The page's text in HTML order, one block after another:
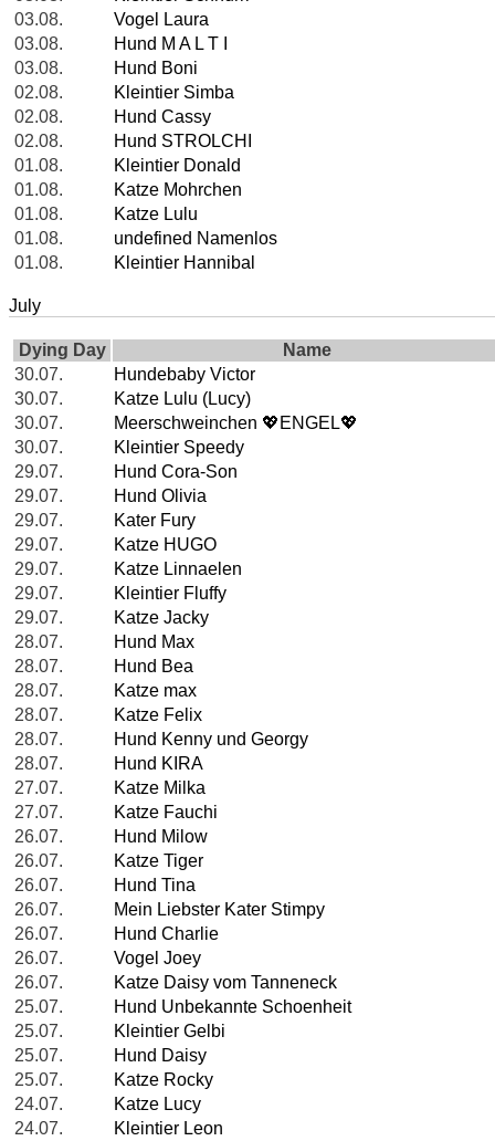
03.08.
Vogel Laura
03.08.
Hund M A L T I
03.08.
Hund Boni
02.08.
Kleintier Simba
02.08.
Hund Cassy
02.08.
Hund STROLCHI
01.08.
Kleintier Donald
01.08.
Katze Mohrchen
01.08.
Katze Lulu
01.08.
undefined Namenlos
01.08.
Kleintier Hannibal
July
Dying Day
Name
30.07.
Hundebaby Victor
30.07.
Katze Lulu (Lucy)
30.07.
Meerschweinchen 💖ENGEL💖
30.07.
Kleintier Speedy
29.07.
Hund Cora-Son
29.07.
Hund Olivia
29.07.
Kater Fury
29.07.
Katze HUGO
29.07.
Katze Linnaelen
29.07.
Kleintier Fluffy
29.07.
Katze Jacky
28.07.
Hund Max
28.07.
Hund Bea
28.07.
Katze max
28.07.
Katze Felix
28.07.
Hund Kenny und Georgy
28.07.
Hund KIRA
27.07.
Katze Milka
27.07.
Katze Fauchi
26.07.
Hund Milow
26.07.
Katze Tiger
26.07.
Hund Tina
26.07.
Mein Liebster Kater Stimpy
26.07.
Hund Charlie
26.07.
Vogel Joey
26.07.
Katze Daisy vom Tanneneck
25.07.
Hund Unbekannte Schoenheit
25.07.
Kleintier Gelbi
25.07.
Hund Daisy
25.07.
Katze Rocky
24.07.
Katze Lucy
24.07.
Kleintier Leon